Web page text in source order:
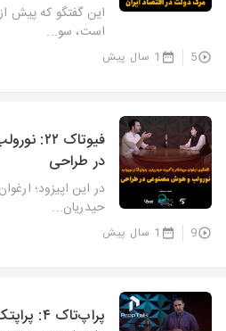
این گفتگو که پیش
است، سو...
5 1 سال پیش
فیوتاک
در طراحی
در این اپیزود؛
حیدریان...
9 1 سال پیش